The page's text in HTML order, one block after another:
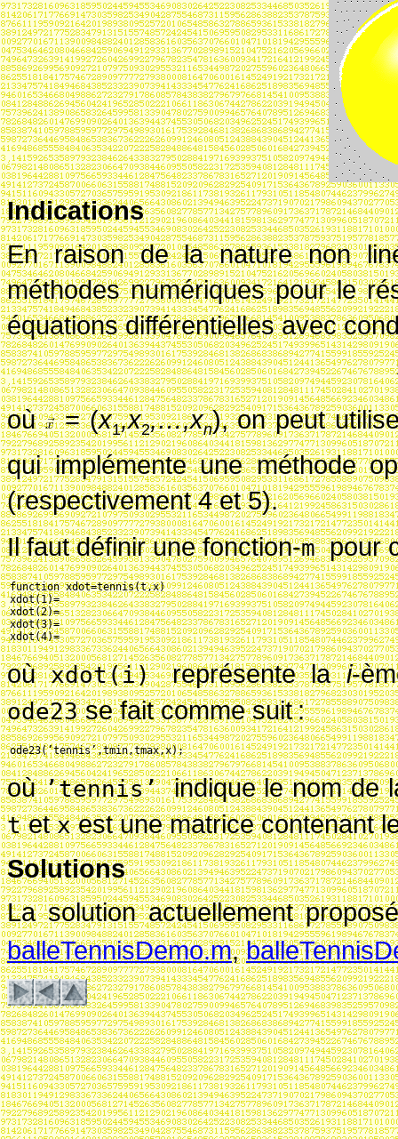
Indications
En raison de la nature non
méthodes numériques pour le
équations différentielles avec
où = (x1,x2,…,xn), on peut
qui implémente une méthode
(respectivement 4 et 5).
Il faut définir une fonction-mpour
function xdot=tennis(t,x)
xdot(1)=
xdot(2)=
xdot(3)=
xdot(4)=
oùxdot(i)représente lai-
ode23se fait comme suit:
ode23(’tennis’,tmin,tmax,x);
où’tennis’indique le nom de
tetxest une matrice contenant
Solutions
La solution actuellement
balleTennisDemo.m,